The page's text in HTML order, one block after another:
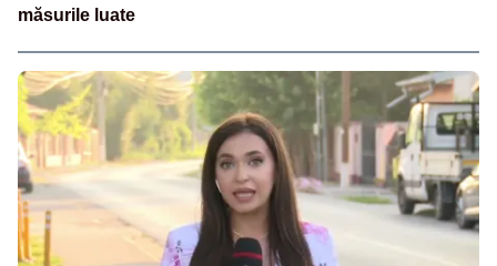
măsurile luate